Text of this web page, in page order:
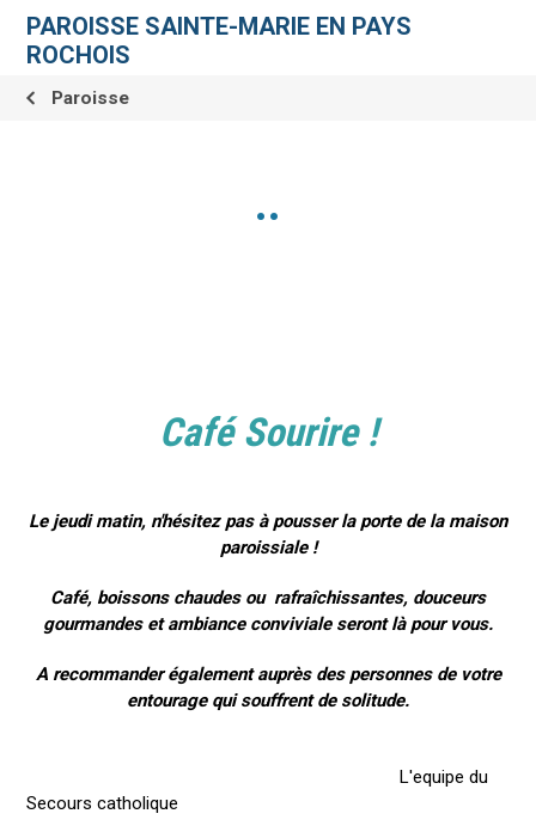
contenu.
navigation
personnelsPAROISSE SAINTE-MARIE EN PAYS
ROCHOIS
Paroisse
..
Café Sourire !
Le jeudi matin, n'hésitez pas à pousser la porte de la maison
paroissiale !
Café, boissons chaudes ou rafraîchissantes, douceurs
gourmandes et ambiance conviviale seront là pour vous.
A recommander également auprès des personnes de votre
entourage qui souffrent de solitude.
L'equipe du
Secours catholique